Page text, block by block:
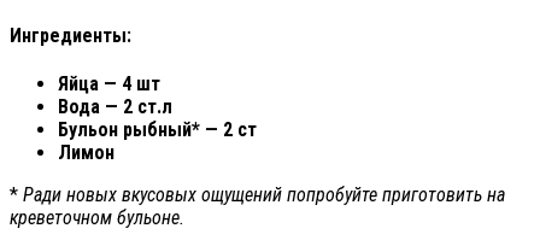
Ингредиенты:
Яйца — 4 шт
Вода — 2 ст.л
Бульон рыбный* — 2 ст
Лимон
* Ради новых вкусовых ощущений попробуйте приготовить на
креветочном бульоне.